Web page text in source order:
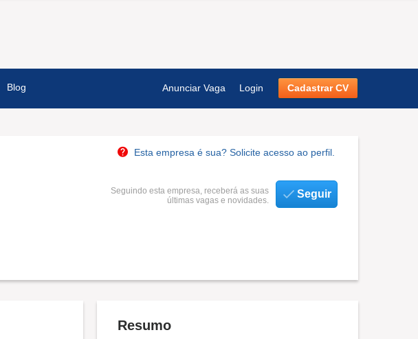
Blog Anunciar Vaga Login Cadastrar CV
Esta empresa é sua? Solicite acesso ao perfil.
Seguindo esta empresa, receberá as suas
últimas vagas e novidades.
Seguir
Resumo